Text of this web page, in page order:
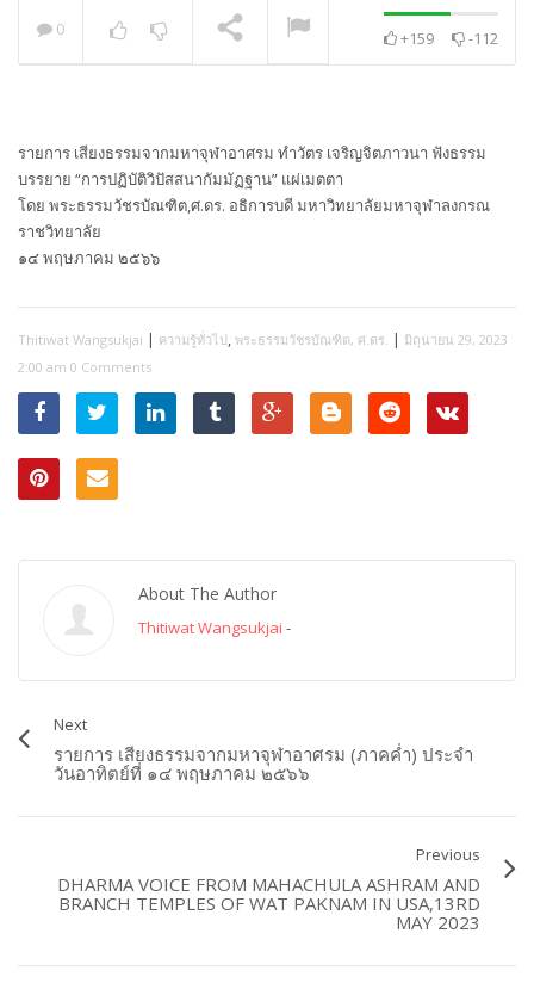
0 +159 -112
รายการ เสียงธรรมจากมหาจุฬาอาศรม ทำวัตร เจริญจิตภาวนา ฟังธรรม
บรรยาย “การปฏิบัติวิปัสสนากัมมัฏฐาน” แผ่เมตตา
โดย พระธรรมวัชรบัณฑิต,ศ.ดร. อธิการบดี มหาวิทยาลัยมหาจุฬาลงกรณ
ราชวิทยาลัย
๑๔ พฤษภาคม ๒๕๖๖
Thitiwat Wangsukjai | ความรู้ทั่วไป, พระธรรมวัชรบัณฑิต, ศ.ดร. | มิถุนายน 29, 2023
2:00 am 0 Comments
About The Author
Thitiwat Wangsukjai -
Next
รายการ เสียงธรรมจากมหาจุฬาอาศรม (ภาคค่ำ) ประจำ
วันอาทิตย์ที่ ๑๔ พฤษภาคม ๒๕๖๖
Previous
DHARMA VOICE FROM MAHACHULA ASHRAM AND
BRANCH TEMPLES OF WAT PAKNAM IN USA,13RD
MAY 2023